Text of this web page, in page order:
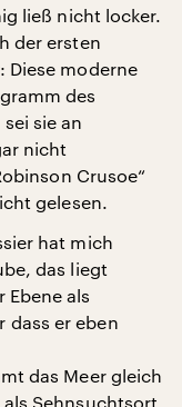
ließ nicht locker.
der ersten
Diese moderne
des
sie an
nicht
Crusoe“
gelesen.
hat mich
das liegt
Ebene als
dass er eben
das Meer gleich
Sehnsuchtsort